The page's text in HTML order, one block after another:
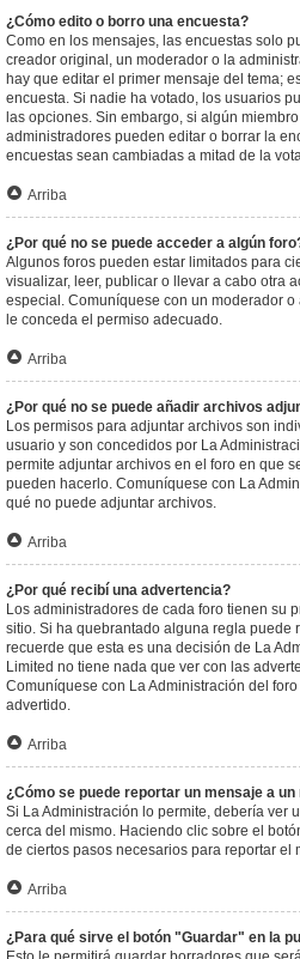
¿Cómo edito o borro una encuesta?
Como en los mensajes, las encuestas solo
creador original, un moderador o la
hay que editar el primer mensaje del tema;
encuesta. Si nadie ha votado, los usuarios
las opciones. Sin embargo, si algún
administradores pueden editar o borrar la
encuestas sean cambiadas a mitad de la
Arriba
¿Por qué no se puede acceder a algún
Algunos foros pueden estar limitados para
visualizar, leer, publicar o llevar a cabo otra
especial. Comuníquese con un moderador
le conceda el permiso adecuado.
Arriba
¿Por qué no se puede añadir archivos
Los permisos para adjuntar archivos son
usuario y son concedidos por La
permite adjuntar archivos en el foro en que
pueden hacerlo. Comuníquese con La
qué no puede adjuntar archivos.
Arriba
¿Por qué recibí una advertencia?
Los administradores de cada foro tienen su
sitio. Si ha quebrantado alguna regla puede
recuerde que esta es una decisión de La
Limited no tiene nada que ver con las
Comuníquese con La Administración del
advertido.
Arriba
¿Cómo se puede reportar un mensaje a
Si La Administración lo permite, debería ver
cerca del mismo. Haciendo clic sobre el
de ciertos pasos necesarios para reportar el
Arriba
¿Para qué sirve el botón "Guardar" en la